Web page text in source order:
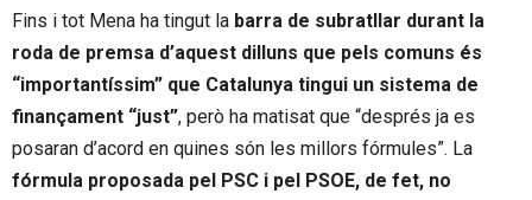
Fins i tot Mena ha tingut la barra de subratllar durant la
roda de premsa d’aquest dilluns que pels comuns és
“importantíssim” que Catalunya tingui un sistema de
finançament “just”, però ha matisat que “després ja es
posaran d’acord en quines són les millors fórmules”. La
fórmula proposada pel PSC i pel PSOE, de fet, no